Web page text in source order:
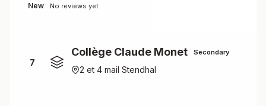
New No reviews yet
7
Collège Claude Monet Secondary
2 et 4 mail Stendhal